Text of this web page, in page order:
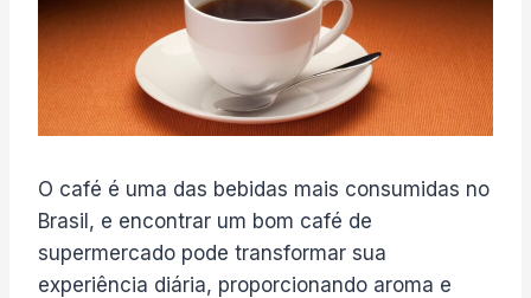
O café é uma das bebidas mais consumidas no
Brasil, e encontrar um bom café de
supermercado pode transformar sua
experiência diária, proporcionando aroma e